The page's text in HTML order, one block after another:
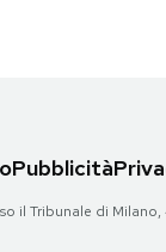
Pubblicità
il Tribunale di